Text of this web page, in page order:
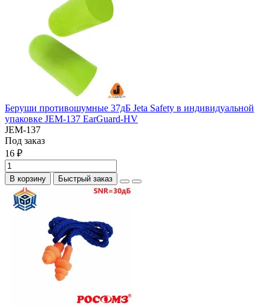
Беруши противошумные 37дБ Jeta Safety в индивидуальной
упаковке JEM-137 EarGuard-HV
JEM-137
Под заказ
16 ₽
В корзину Быстрый заказ